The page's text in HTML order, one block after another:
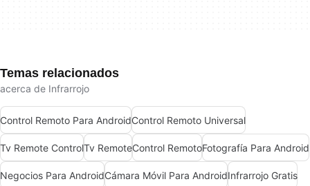
Temas relacionados
acerca de Infrarrojo
Control Remoto Para AndroidControl Remoto Universal
Tv Remote ControlTv RemoteControl RemotoFotografía Para Android
Negocios Para AndroidCámara Móvil Para AndroidInfrarrojo Gratis